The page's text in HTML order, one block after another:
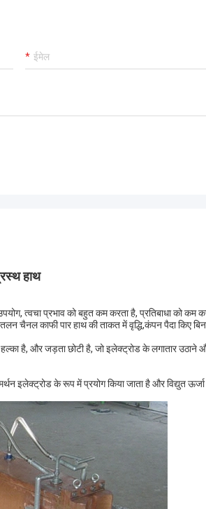
हाथ
त्वचा प्रभाव को बहुत कम करता है, प्रतिबाधा को कम
चैनल काफी पार हाथ की ताकत में वृद्धि,कंपन पैदा किए
है, और जड़ता छोटी है, जो इलेक्ट्रोड के लगातार
इलेक्ट्रोड के रूप में प्रयोग किया जाता है और विद्युत